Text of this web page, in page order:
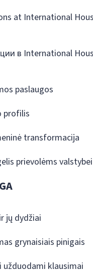
at International
в International
paslaugos
profilis
transformacija
prievolėms
jų dydžiai
grynaisiais pinigais
užduodami klausimai